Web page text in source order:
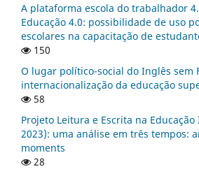
A plataforma escola do trabalhador
Educação 4.0: possibilidade de uso
escolares na capacitação de
150
O lugar político-social do Inglês sem
internacionalização da educação
58
Projeto Leitura e Escrita na
2023): uma análise em três tempos:
moments
28